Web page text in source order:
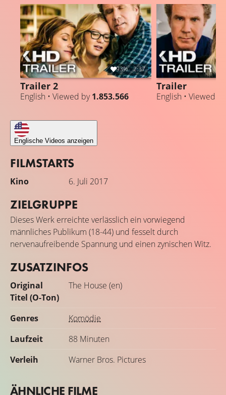
93% 2:37
Trailer 2
English • Viewed by1.853.566
Trailer
English • Viewed
Englische Videos anzeigen
FILMSTARTS
Kino 6. Juli 2017
ZIELGRUPPE
Dieses Werk erreichte verlässlich ein vorwiegend
männliches Publikum (18-44) und fesselt durch
nervenaufreibende Spannung und einen zynischen Witz.
ZUSATZINFOS
Original
Titel (O-Ton)
The House (en)
Genres
Komödie
Laufzeit
88 Minuten
Verleih
Warner Bros. Pictures
ÄHNLICHE FILME